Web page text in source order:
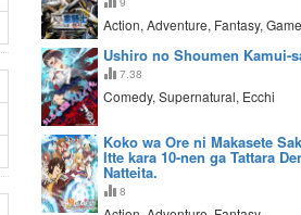
Action, Adventure, Fantasy,
Ushiro no Shoumen Kamui-
7.38
Comedy, Supernatural, Ecchi
Koko wa Ore ni Makasete
Itte kara 10-nen ga Tattara
Natteita.
8